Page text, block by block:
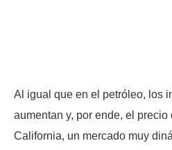
Al igual que en el petróleo, los
aumentan y, por ende, el precio
California, un mercado muy